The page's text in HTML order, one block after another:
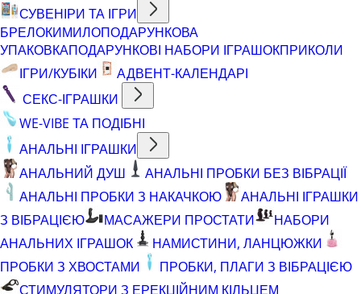
СУВЕНІРИ ТА ІГРИ
БРЕЛОКИМИЛОПОДАРУНКОВА
УПАКОВКАПОДАРУНКОВІ НАБОРИ ІГРАШОКПРИКОЛИ
ІГРИ/КУБІКИ
АДВЕНТ-КАЛЕНДАРІ
СЕКС-ІГРАШКИ
WE-VIBE ТА ПОДІБНІ
АНАЛЬНІ ІГРАШКИ
АНАЛЬНИЙ ДУШ
АНАЛЬНІ ПРОБКИ БЕЗ ВІБРАЦІЇ
АНАЛЬНІ ПРОБКИ З НАКАЧКОЮ
АНАЛЬНІ ІГРАШКИ
З ВІБРАЦІЄЮ
МАСАЖЕРИ ПРОСТАТИ
НАБОРИ
АНАЛЬНИХ ІГРАШОК
НАМИСТИНИ, ЛАНЦЮЖКИ
ПРОБКИ З ХВОСТАМИ
ПРОБКИ, ПЛАГИ З ВІБРАЦІЄЮ
СТИМУЛЯТОРИ З ЕРЕКЦІЙНИМ КІЛЬЦЕМ